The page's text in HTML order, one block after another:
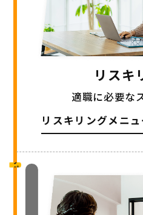
リスキ
適職に必要な
リスキリングメニ